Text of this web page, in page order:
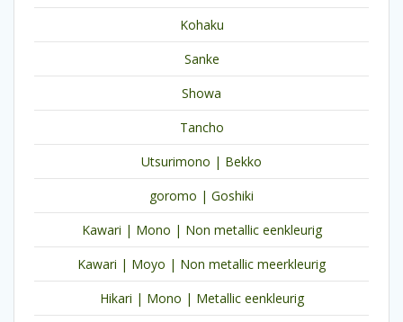
Kohaku
Sanke
Showa
Tancho
Utsurimono | Bekko
goromo | Goshiki
Kawari | Mono | Non metallic eenkleurig
Kawari | Moyo | Non metallic meerkleurig
Hikari | Mono | Metallic eenkleurig